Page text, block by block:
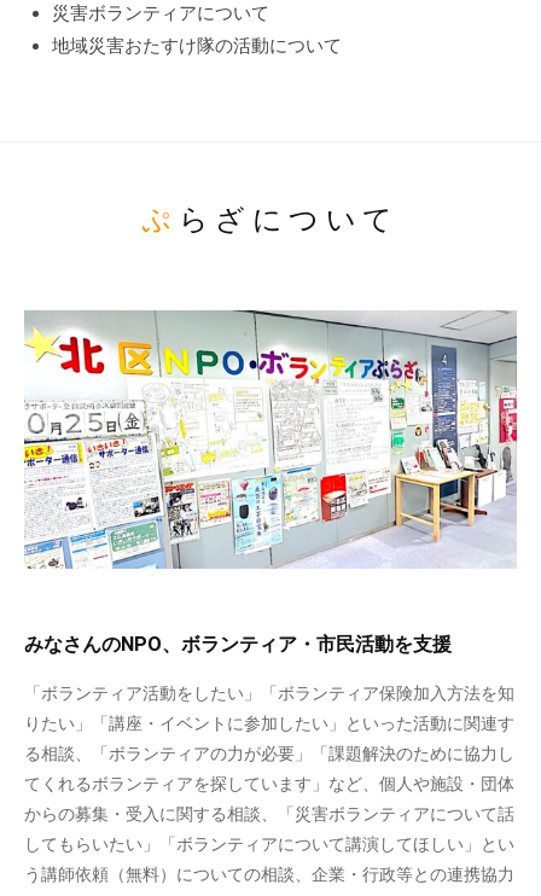
災害ボランティアについて
地域災害おたすけ隊の活動について
ぷらざについて
みなさんのNPO、ボランティア・市民活動を支援
「ボランティア活動をしたい」「ボランティア保険加入方法を知
りたい」「講座・イベントに参加したい」といった活動に関連す
る相談、「ボランティアの力が必要」「課題解決のために協力し
てくれるボランティアを探しています」など、個人や施設・団体
からの募集・受入に関する相談、「災害ボランティアについて話
してもらいたい」「ボランティアについて講演してほしい」とい
う講師依頼（無料）についての相談、企業・行政等との連携協力